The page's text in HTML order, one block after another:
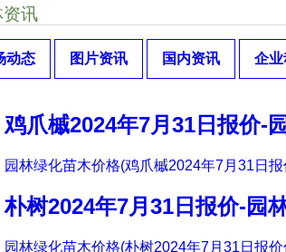
讯
动态 图片资讯 国内资讯 企
鸡爪槭2024年7月31日报价-
园林绿化苗木价格(鸡爪槭2024年7月31日
朴树2024年7月31日报价-园
园林绿化苗木价格(朴树2024年7月31日报